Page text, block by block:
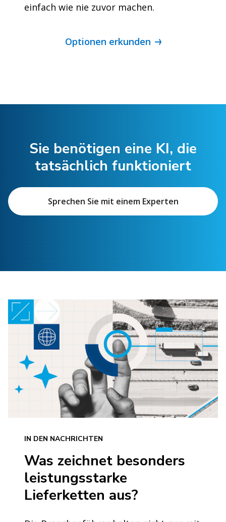
einfach wie nie zuvor machen.
Optionen erkunden
Sie benötigen eine KI, die
tatsächlich funktioniert
Sprechen Sie mit einem Experten
IN DEN NACHRICHTEN
Was zeichnet besonders
leistungsstarke
Lieferketten aus?